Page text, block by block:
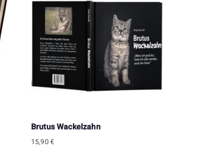
Brutus Wackelzahn
15,90€